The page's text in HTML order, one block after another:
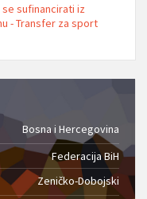
sufinancirati iz
- Transfer za sport
Bosna i Hercegovina
Federacija BiH
Zeničko-Dobojski